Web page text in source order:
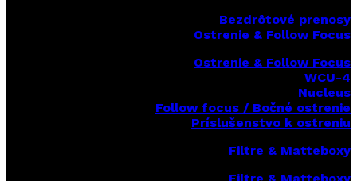
Bezdrôtové prenosy
Ostrenie & Follow Focus
Ostrenie & Follow Focus
WCU-4
Nucleus
Follow focus / Bočné ostrenie
Príslušenstvo k ostreniu
Filtre & Matteboxy